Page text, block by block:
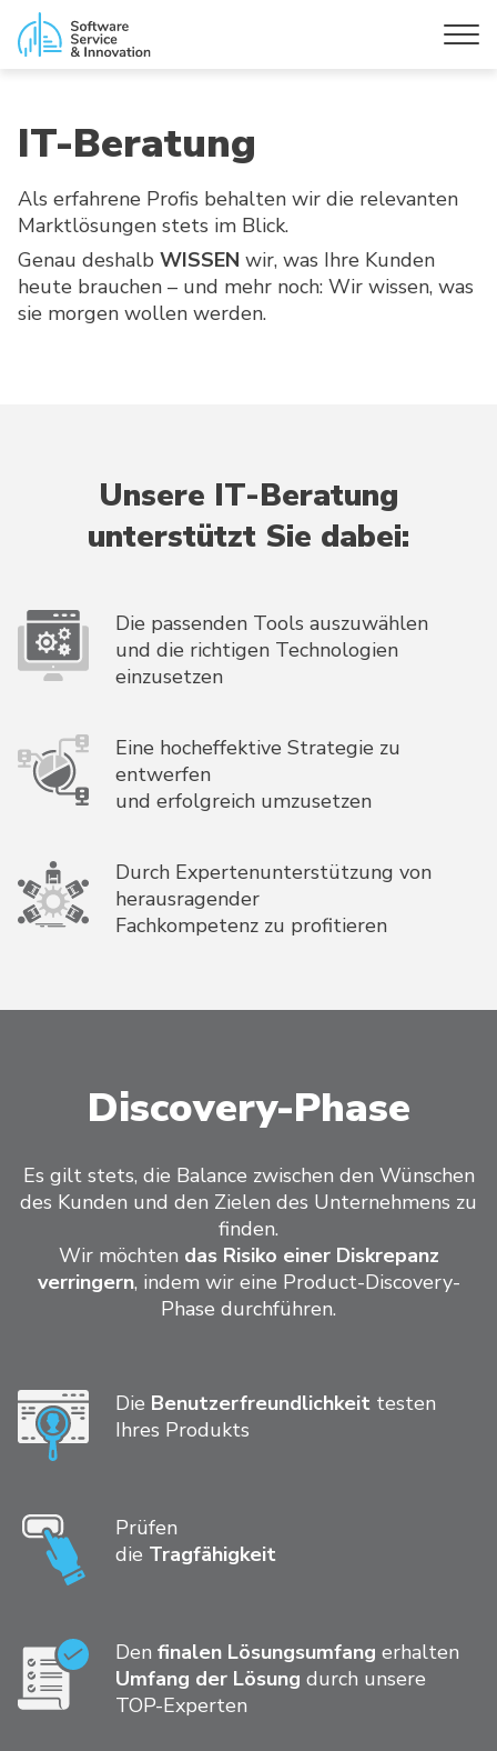
IT-Beratung
Als erfahrene Profis behalten wir die relevanten
Marktlösungen stets im Blick.
Genau deshalb WISSEN wir, was Ihre Kunden
heute brauchen – und mehr noch: Wir wissen, was
sie morgen wollen werden.
Unsere IT-Beratung
unterstützt Sie dabei:
Die passenden Tools auszuwählen
und die richtigen Technologien
einzusetzen
Eine hocheffektive Strategie zu
entwerfen
und erfolgreich umzusetzen
Durch Expertenunterstützung von
herausragender
Fachkompetenz zu profitieren
Discovery-Phase
Es gilt stets, die Balance zwischen den Wünschen
des Kunden und den Zielen des Unternehmens zu
finden.
Wir möchten das Risiko einer Diskrepanz
verringern, indem wir eine Product-Discovery-
Phase durchführen.
Die Benutzerfreundlichkeit testen
Ihres Produkts
Prüfen
die Tragfähigkeit
Den finalen Lösungsumfang erhalten
Umfang der Lösung durch unsere
TOP-Experten